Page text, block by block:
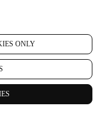
ONLY
privée et à protéger vos
priorité
en toute sécurité et en
européenne sur la
sécurité est très
en ligne. Nous nous
pour veiller à ce que